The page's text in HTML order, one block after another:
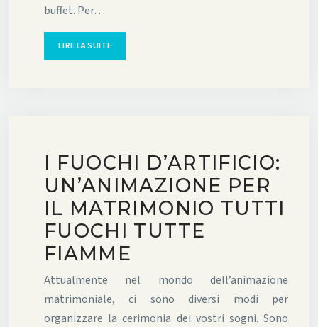
buffet. Per…
LIRE LA SUITE
I FUOCHI D’ARTIFICIO:
UN’ANIMAZIONE PER
IL MATRIMONIO TUTTI
FUOCHI TUTTE
FIAMME
Attualmente nel mondo dell’animazione
matrimoniale, ci sono diversi modi per
organizzare la cerimonia dei vostri sogni. Sono